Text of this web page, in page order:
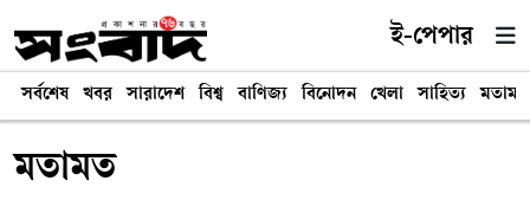
ই-পেপার
সর্বশেষ খবর সারাদেশ বিশ্ব বাণিজ্য বিনোদন খেলা সাহিত্য মতামত
মতামত